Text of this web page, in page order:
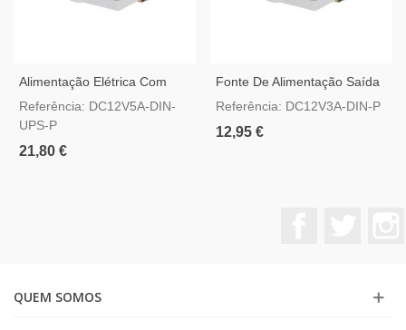
Alimentação Elétrica Com
Função UPS Saída DC 12 V
5 A / 60 W
Referência: DC12V5A-DIN-
UPS-P
21,80 €
Fonte De Alimentação Saída
DC 12 V 3 A / 36 W
Referência: DC12V3A-DIN-P
12,95 €
QUEM SOMOS